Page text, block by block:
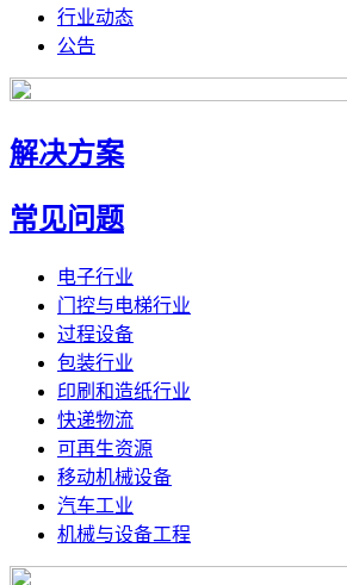
行业动态
公告
解决方案
常见问题
电子行业
门控与电梯行业
过程设备
包装行业
印刷和造纸行业
快递物流
可再生资源
移动机械设备
汽车工业
机械与设备工程